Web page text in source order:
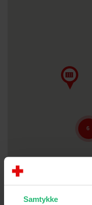
Samtykke
6